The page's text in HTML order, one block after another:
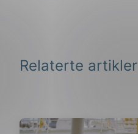
Relaterte artikler